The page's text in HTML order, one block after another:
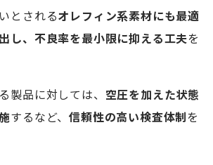
とされるオレフィン系素材にも最適
し、不良率を最小限に抑える工夫を
製品に対しては、 空圧を加えた状態
するなど、信頼性の高い検査体制を